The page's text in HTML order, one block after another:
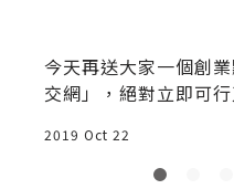
今天再送大家一個創
2019 Oct 22